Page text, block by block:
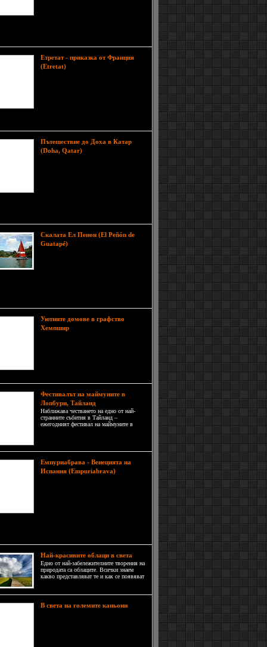
Етретат - приказка от Франция
(Etretat)Етретат (Etretat) е
Пътешествие до Доха в Катар
(Doha, Qatar)Доха, столицата на
Скалата Ел Пенон (El Peñón de
Guatapé)Тази огромна скала с
Уютните домове в графство
ХемпширХемпшир е едно от най-
Фестивалът на маймуните в
Лопбури, Тайланд
Наближава честването на едно от най-
странните събития в Тайланд –
ежегодният фестивал на маймуните в
тече.
Емпуриабрава - Венецията на
Испания (Empuriabrava)
Най-красивите облаци в света
Едно от най-забележителните творения на
природата са облаците. Всички знаем
какво представляват те и как се появяват
картини, които те рисуват в ефира.
В света на големите каньони